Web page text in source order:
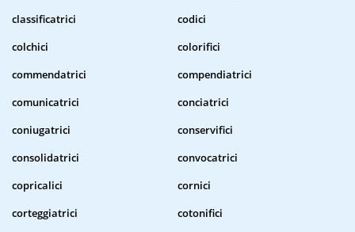
classificatrici
codici
colchici
colorifici
commendatrici
compendiatrici
comunicatrici
conciatrici
coniugatrici
conservifici
consolidatrici
convocatrici
copricalici
cornici
corteggiatrici
cotonifici